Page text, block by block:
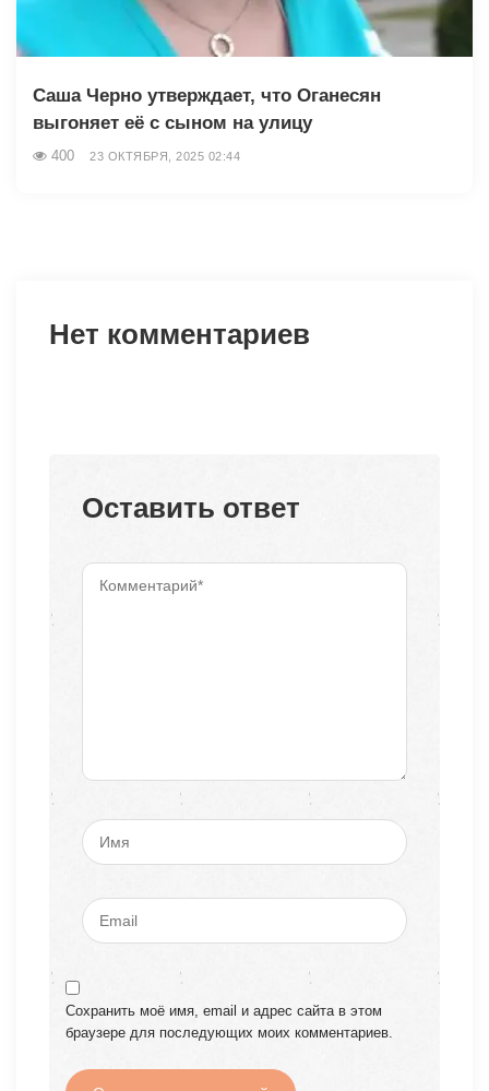
Саша Черно утверждает, что Оганесян
выгоняет её с сыном на улицу
400 23 ОКТЯБРЯ, 2025 02:44
Нет комментариев
Оставить ответ
Сохранить моё имя, email и адрес сайта в этом
браузере для последующих моих комментариев.